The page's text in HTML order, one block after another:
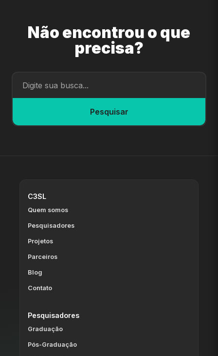
Não encontrou o que
precisa?
Pesquisar
C3SL
Quem somos
Pesquisadores
Projetos
Parceiros
Blog
Contato
Pesquisadores
Graduação
Pós-Graduação